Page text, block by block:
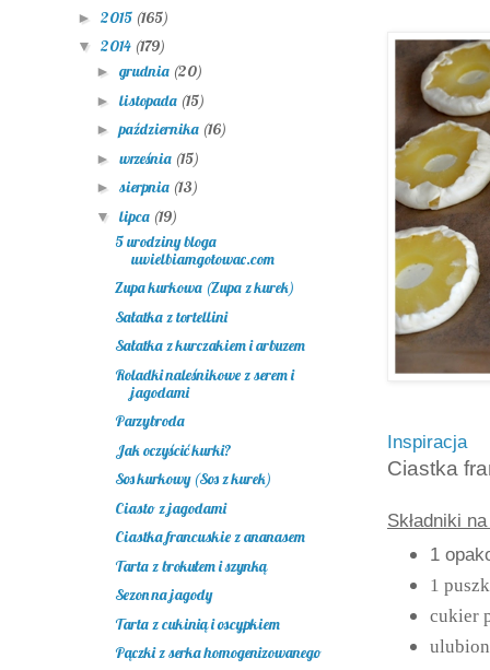
Inspiracja
Ciastka
Składniki
1
1
cukier
► 2015 (165)
▼ 2014 (179)
► grudnia (20)
► listopada (15)
►października (16)
► września (15)
► sierpnia (13)
▼ lipca (19)
5 urodziny bloga
uwielbiamgotowac.com
Zupa kurkowa (Zupa z kurek)
Sałatka z tortellini
Sałatka z kurczakiem i arbuzem
Roladki naleśnikowe z serem i
jagodami
Parzybroda
Jak oczyścić kurki?
Sos kurkowy (Sos z kurek)
Ciasto z jagodami
Ciastka francuskie z ananasem
Tarta z brokułem i szynką
Sezon na jagody
Tarta z cukinią i oscypkiem
Pączki z serka homogenizowanego